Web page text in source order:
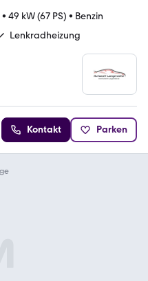
• 49 kW (67 PS) • Benzin
Lenkradheizung
Kontakt Parken